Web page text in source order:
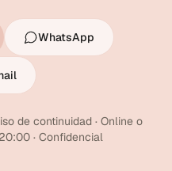
WhatsApp
de continuidad · Online o
· Confidencial